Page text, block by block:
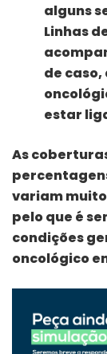
alguns
Linhas
de
estar
As
variam
pelo que é
condições
oncológico